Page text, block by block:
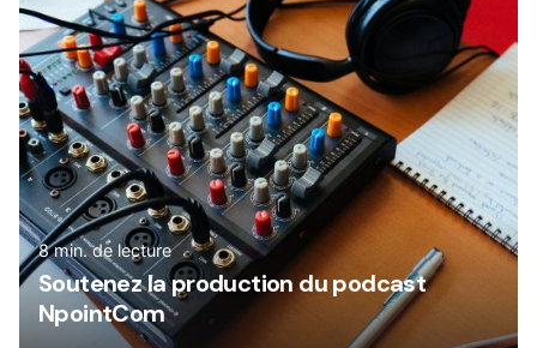
8 min. de lecture
Soutenez la production du podcast
NpointCom